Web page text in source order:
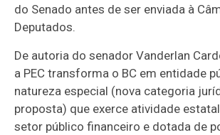
do Senado antes de ser enviada à
Deputados.
De autoria do senador Vanderlan
a PEC transforma o BC em entidade
natureza especial (nova categoria
proposta) que exerce atividade
setor público financeiro e dotada de